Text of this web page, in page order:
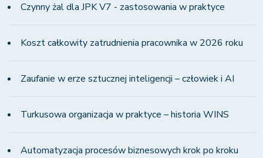
Czynny żal dla JPK V7 - zastosowania w praktyce
Koszt całkowity zatrudnienia pracownika w 2026 roku
Zaufanie w erze sztucznej inteligencji – człowiek i AI
Turkusowa organizacja w praktyce – historia WINS
Automatyzacja procesów biznesowych krok po kroku